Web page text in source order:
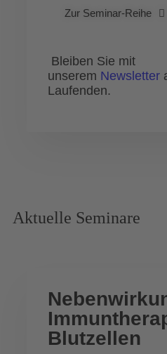
Zur Seminar-Reihe
Bleiben Sie mit
unserem Newsletter
Laufenden.
Aktuelle Seminare
Blutzellen